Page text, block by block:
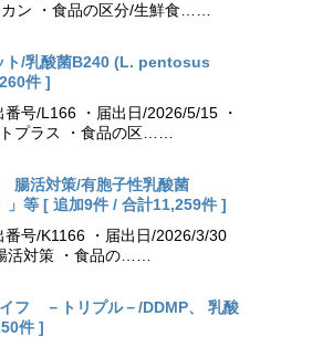
ン ・食品の区分/生鮮食……
ト/乳酸菌B240 (L. pentosus
件 ]
号/L166 ・届出日/2026/5/15 ・
プラス ・食品の区……
腸活対策/有胞子性乳酸菌
等 [ 追加9件 / 合計11,259件 ]
号/K1166 ・届出日/2026/3/30
活対策 ・食品の……
フ －トリプル－/DDMP、 乳酸
件 ]